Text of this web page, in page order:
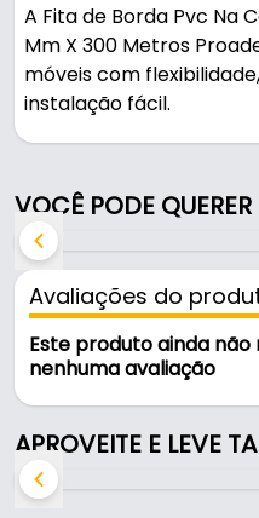
A Fita de Borda Pvc Na
Mm X 300 Metros
móveis com
instalação fácil.
Fabricada em 1101
e durável no uso diário.
Características:
- Marca: Proadec
- Material: 1101
- Espessura da fita: 0,45
- Largura da fita: 22 Mm
VOCÊ PODE QUERER
Avaliações do
Este produto ainda
nenhuma avaliação
APROVEITE E LEVE